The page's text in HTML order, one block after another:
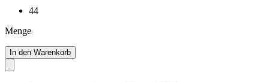
44
Menge
In den Warenkorb